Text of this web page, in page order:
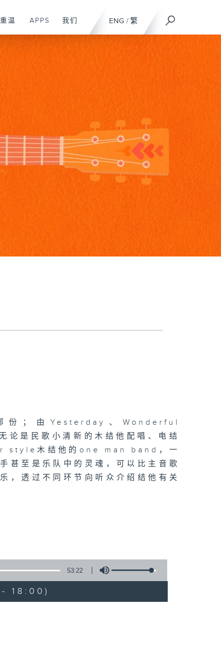
ENG / 繁
重温 APPS 我们
；由Yesterday、Wonderful
民歌小清新的木结他配唱、电结
style木结他的one man band，一
甚至是乐队中的灵魂，可以比主音歌
，透过不同环节向听众介绍结他有关
53:22
18:00)